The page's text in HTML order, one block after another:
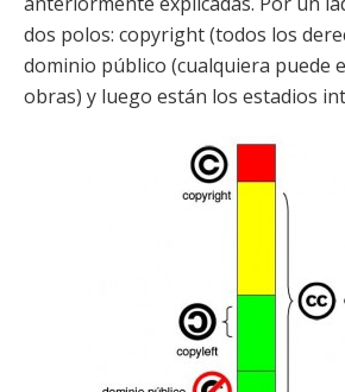
dos polos: copyright (todos los
dominio público (cualquiera puede
obras) y luego están los estadios